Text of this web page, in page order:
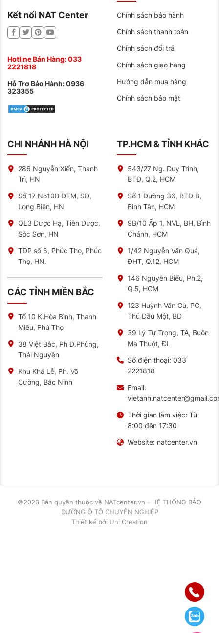
Kết nối NAT Center
Hotline Bán Hàng:033
2221818
Hỗ Trợ Bảo Hành:0936
323355
Chính sách bảo hành
Chính sách thanh toán
Chính sách đổi trả
Chính sách giao hàng
Hướng dẫn mua hàng
Chính sách bảo mật
CHI NHÁNH HÀ NỘI
286 Nguyễn Xiển, Thanh
Trì, HN
Số 17 No10B ĐTM, SĐ,
Long Biên, HN
QL3 Dược Hạ, Tiên Dược,
Sóc Sơn, HN
TDP số 6, Phúc Thọ, Phúc
Thọ, HN.
CÁC TỈNH MIỀN BẮC
Tổ 10 K.Hòa Bình, Thanh
Miếu, Phú Thọ
38 Việt Bắc, Ph Đ.Phùng,
Thái Nguyên
Khu Khả Lễ, Ph. Võ
Cường, Bắc Ninh
TP.HCM & TỈNH KHÁC
543/27 Ng. Duy Trinh,
BTĐ, Q.2, HCM
Số 1 Đường 36, BTĐ B,
Bình Tân, HCM
9B/10 Ấp 1, NVL, BH, Bình
Chánh, HCM
1/42 Nguyễn Văn Quá,
ĐHT, Q.12, HCM
146 Nguyễn Biểu, Ph.2,
Q.5, HCM
123 Huỳnh Văn Cù, PC,
Thủ Dầu Một, BD
39 Lý Tự Trọng, TA, Buôn
Ma Thuột, ĐL
Số điện thoại: 033
2221818
Email:
Thời gian làm việc: Từ
8:00 đến 17:30
Website: natcenter.vn
©2026 Bản quyền thuộc về NATcenter.vn - HỆ THỐNG BẢO
DƯỠNG Ô TÔ CHUYÊN NGHIỆP
Thiết kế bởi Uni Creation